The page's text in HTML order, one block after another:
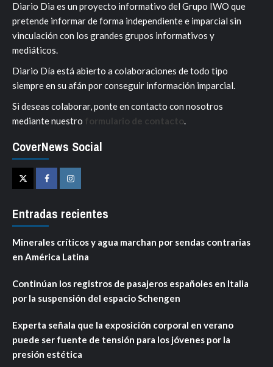
Diario Dia es un proyecto informativo del Grupo IWO que
pretende informar de forma independiente e imparcial sin
vinculación con los grandes grupos informativos y
mediáticos.
Diario Día está abierto a colaboraciones de todo tipo
siempre en su afán por conseguir información imparcial.
Si deseas colaborar, ponte en contacto con nosotros
mediante nuestro formulario de contacto.
CoverNews Social
TwitterFacebookInstagram
Entradas recientes
Minerales críticos y agua marchan por sendas contrarias
en América Latina
Continúan los registros de pasajeros españoles en Italia
por la suspensión del espacio Schengen
Experta señala que la exposición corporal en verano
puede ser fuente de tensión para los jóvenes por la
presión estética